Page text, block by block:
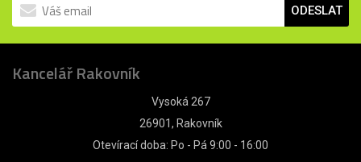
ODESLAT
Kancelář Rakovník
Vysoká 267
26901, Rakovník
Otevírací doba: Po - Pá 9:00 - 16:00